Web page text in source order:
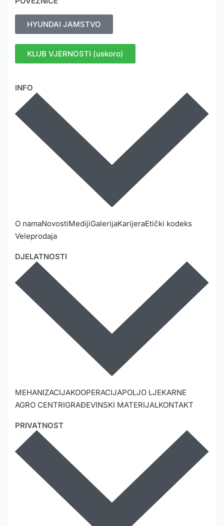
DJELATNOSTI
MEHANIZACIJAKOOPERACIJAPOLJO LJEKARNE
AGRO CENTRIGRAĐEVINSKI MATERIJALKONTAKT
PRIVATNOST
INFO
O namaNovostiMedijiGalerijaKarijeraEtički kodeks
Veleprodaja
HYUNDAI JAMSTVO
KLUB VJERNOSTI (uskoro)